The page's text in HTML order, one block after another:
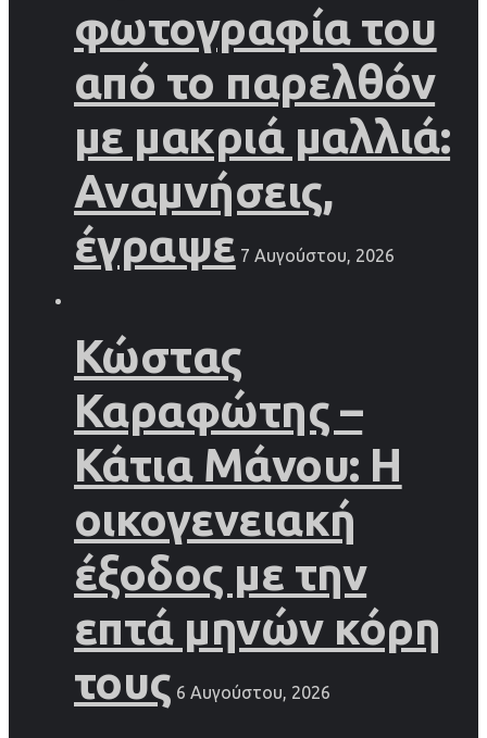
φωτογραφία του
από το παρελθόν
με μακριά μαλλιά:
Αναμνήσεις,
έγραψε 7 Αυγούστου, 2026
Κώστας
Καραφώτης –
Κάτια Μάνου: Η
οικογενειακή
έξοδος με την
επτά μηνών κόρη
τους 6 Αυγούστου, 2026